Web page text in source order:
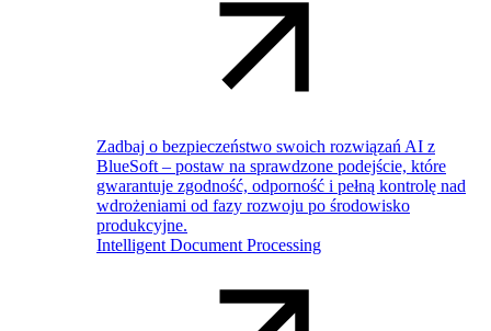
Zadbaj o bezpieczeństwo swoich rozwiązań AI z
BlueSoft – postaw na sprawdzone podejście, które
gwarantuje zgodność, odporność i pełną kontrolę nad
wdrożeniami od fazy rozwoju po środowisko
produkcyjne.
Intelligent Document Processing